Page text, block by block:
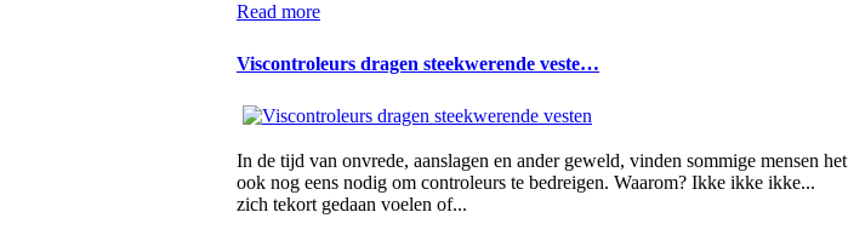
Read more
Viscontroleurs dragen steekwerende veste…
In de tijd van onvrede, aanslagen en ander geweld, vinden sommige mensen het
ook nog eens nodig om controleurs te bedreigen. Waarom? Ikke ikke ikke...
zich tekort gedaan voelen of...